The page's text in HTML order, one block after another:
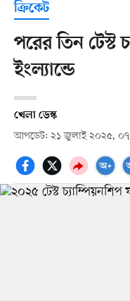
ক্রিকেট
পরের তিন টেস্ট
ইংল্যান্ডে
খেলা ডেস্ক
আপডেট: ২১ জুলাই ২০২৫,